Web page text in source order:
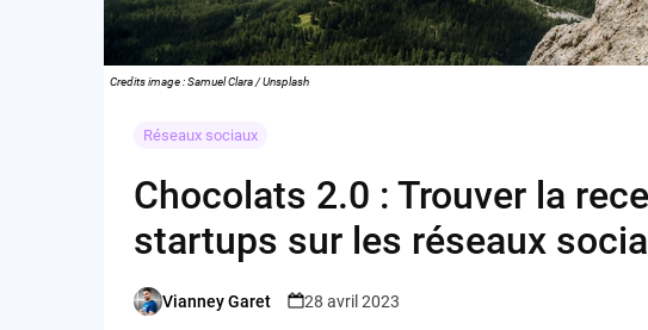
Credits image : Samuel Clara / Unsplash
Réseaux sociaux
Chocolats 2.0 : Trouver la
startups sur les réseaux
Posted
Vianney Garet 28 avril 2023